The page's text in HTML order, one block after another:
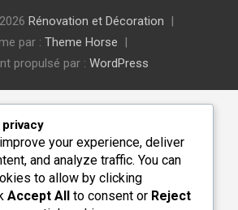
Rénovation et Décoration
par : Theme Horse
propulsé par : WordPress
your experience, deliver
and analyze traffic. You can
to allow by clicking
Accept All to consent or Reject